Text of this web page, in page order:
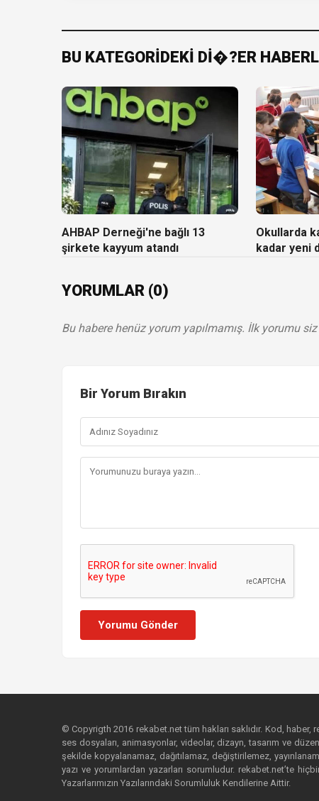
BU KATEGORİDEKİ Dİ�?ER
AHBAP Derneği'ne bağlı 13
şirkete kayyum atandı
Okullarda
kadar yeni
YORUMLAR (0)
Bu habere henüz yorum yapılmamış. İlk yorumu siz
Bir Yorum Bırakın
Yorumu Gönder
© Copyrigth 2016 rekabet.net tüm hakları saklıdır. Kod,
ses dosyaları, animasyonlar, videolar, dizayn, tasarım ve
şekilde kopyalanamaz, dağıtılamaz, değiştirilemez,
yazı ve yorumlardan yazarları sorumludur. rekabet.net’te
Yazarlarımızın Yazılarındaki Sorumluluk Kendilerine Aittir.